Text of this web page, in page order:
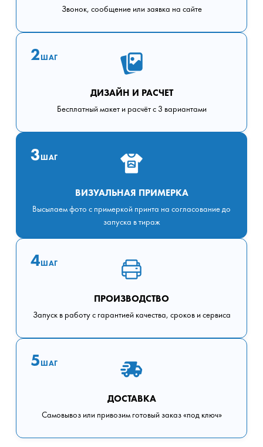
Звонок, сообщение или заявка на сайте
2ШАГ
ДИЗАЙН И РАСЧЕТ
Бесплатный макет и расчёт с 3 вариантами
3ШАГ
ВИЗУАЛЬНАЯ ПРИМЕРКА
Высылаем фото с примеркой принта на согласование до
запуска в тираж
4ШАГ
ПРОИЗВОДСТВО
Запуск в работу с гарантией качества, сроков и сервиса
5ШАГ
ДОСТАВКА
Самовывоз или привозим готовый заказ «под ключ»